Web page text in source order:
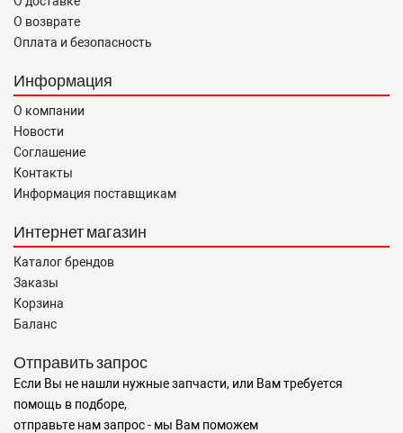
О возврате
Оплата и безопасность
Информация
О компании
Новости
Соглашение
Контакты
Информация поставщикам
Интернет магазин
Каталог брендов
Заказы
Корзина
Баланс
Отправить запрос
Если Вы не нашли нужные запчасти, или Вам требуется
помощь в подборе,
отправьте нам запрос - мы Вам поможем